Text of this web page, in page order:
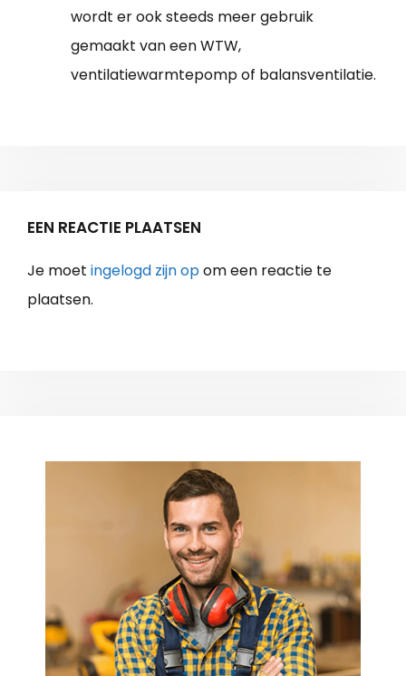
wordt er ook steeds meer gebruik
gemaakt van een WTW,
ventilatiewarmtepomp of balansventilatie.
EEN REACTIE PLAATSEN
Je moet ingelogd zijn opom een reactie te
plaatsen.